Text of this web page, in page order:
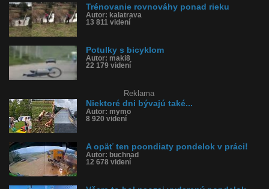
Trénovanie rovnováhy ponad rieku
Autor: kalatrava
13 811 videní
Potulky s bicyklom
Autor: maki8
22 179 videní
Reklama
Niektoré dni bývajú také...
Autor: mymo
8 920 videní
A opäť ten poondiaty pondelok v práci!
Autor: buchnad
12 678 videní